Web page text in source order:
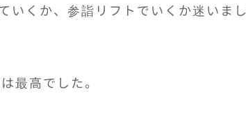
くか、参詣リフトでいくか迷いま
最高でした。